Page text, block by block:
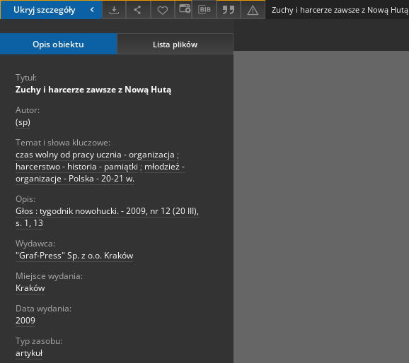
Ukryj szczegóły Zuchy i harcerze zawsze z Nową Hutą
Opis obiektu Lista plików
Tytuł:
Zuchy i harcerze zawsze z Nową Hutą
Autor:
(sp)
Temat i słowa kluczowe:
czas wolny od pracy ucznia - organizacja ;
harcerstwo - historia - pamiątki ; młodzież -
organizacje - Polska - 20-21 w.
Opis:
Głos : tygodnik nowohucki. - 2009, nr 12 (20 III),
s. 1, 13
Wydawca:
"Graf-Press" Sp. z o.o. Kraków
Miejsce wydania:
Kraków
Data wydania:
2009
Typ zasobu:
artykuł